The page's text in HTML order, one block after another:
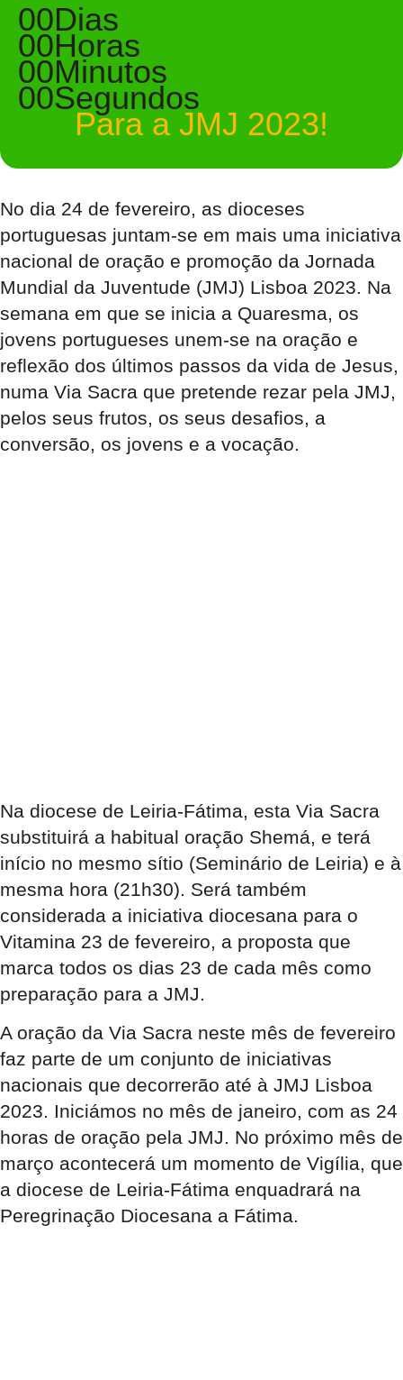
00Dias
00Horas
00Minutos
00Segundos
Para a JMJ 2023!
No dia 24 de fevereiro, as dioceses
portuguesas juntam-se em mais uma iniciativa
nacional de oração e promoção da Jornada
Mundial da Juventude (JMJ) Lisboa 2023. Na
semana em que se inicia a Quaresma, os
jovens portugueses unem-se na oração e
reflexão dos últimos passos da vida de Jesus,
numa Via Sacra que pretende rezar pela JMJ,
pelos seus frutos, os seus desafios, a
conversão, os jovens e a vocação.
Na diocese de Leiria-Fátima, esta Via Sacra
substituirá a habitual oração Shemá, e terá
início no mesmo sítio (Seminário de Leiria) e à
mesma hora (21h30). Será também
considerada a iniciativa diocesana para o
Vitamina 23 de fevereiro, a proposta que
marca todos os dias 23 de cada mês como
preparação para a JMJ.
A oração da Via Sacra neste mês de fevereiro
faz parte de um conjunto de iniciativas
nacionais que decorrerão até à JMJ Lisboa
2023. Iniciámos no mês de janeiro, com as 24
horas de oração pela JMJ. No próximo mês de
março acontecerá um momento de Vigília, que
a diocese de Leiria-Fátima enquadrará na
Peregrinação Diocesana a Fátima.